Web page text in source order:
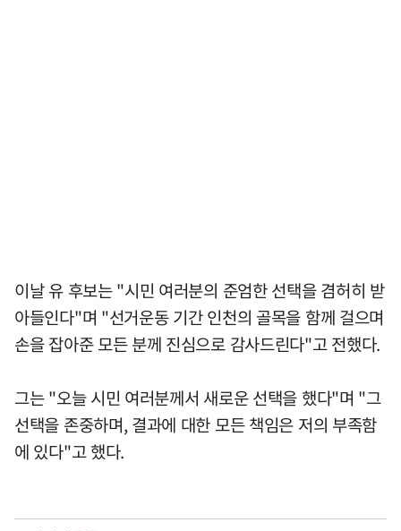
이날 유 후보는 "시민 여러분의 준엄한 선택을 겸허히 받
아들인다"며 "선거운동 기간 인천의 골목을 함께 걸으며
손을 잡아준 모든 분께 진심으로 감사드린다"고 전했다.
그는 "오늘 시민 여러분께서 새로운 선택을 했다"며 "그
선택을 존중하며, 결과에 대한 모든 책임은 저의 부족함
에 있다"고 했다.